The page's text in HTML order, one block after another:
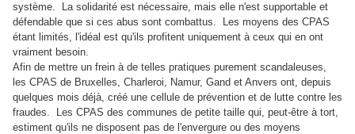
système. La solidarité est nécessaire, mais elle n'est supportable et
défendable que si ces abus sont combattus. Les moyens des CPAS
étant limités, l'idéal est qu'ils profitent uniquement à ceux qui en ont
vraiment besoin.
Afin de mettre un frein à de telles pratiques purement scandaleuses,
les CPAS de Bruxelles, Charleroi, Namur, Gand et Anvers ont, depuis
quelques mois déjà, créé une cellule de prévention et de lutte contre les
fraudes. Les CPAS des communes de petite taille qui, peut-être à tort,
estiment qu'ils ne disposent pas de l'envergure ou des moyens